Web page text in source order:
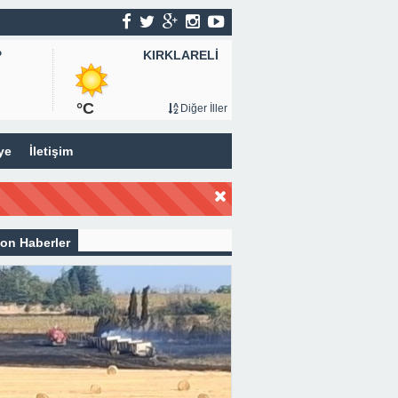
KIRKLARELİ
°C Diğer İller
İletişim
Haberler